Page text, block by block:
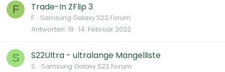
F Trade-In ZFlip 3
F. Samsung Galaxy S22 Forum
Antworten 19 14. Februar 2022
S S22Ultra - ultralange Mängelliste
S. Samsung Galaxy S22 Forum